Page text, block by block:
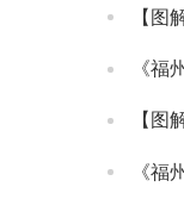
《福
【图
《福